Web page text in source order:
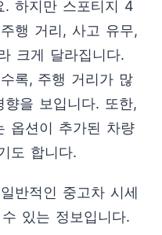
. 하지만 스포티지 4
행 거리, 사고 유무,
크게 달라집니다.
록, 주행 거리가 많
을 보입니다. 또한,
옵션이 추가된 차량
도 합니다.
반적인 중고차 시세
있는 정보입니다.